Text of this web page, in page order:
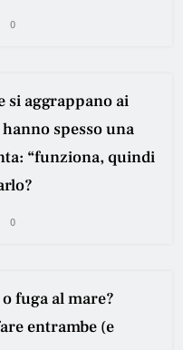
0
si aggrappano ai
spesso una
“funziona, quindi
0
fuga al mare?
entrambe (e